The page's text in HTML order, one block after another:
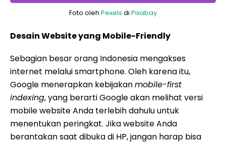
Foto oleh Pexels di Pixabay
Desain Website yang Mobile-Friendly
Sebagian besar orang Indonesia mengakses
internet melalui smartphone. Oleh karena itu,
Google menerapkan kebijakanmobile-first
indexing, yang berarti Google akan melihat versi
mobile website Anda terlebih dahulu untuk
menentukan peringkat. Jika website Anda
berantakan saat dibuka di HP, jangan harap bisa